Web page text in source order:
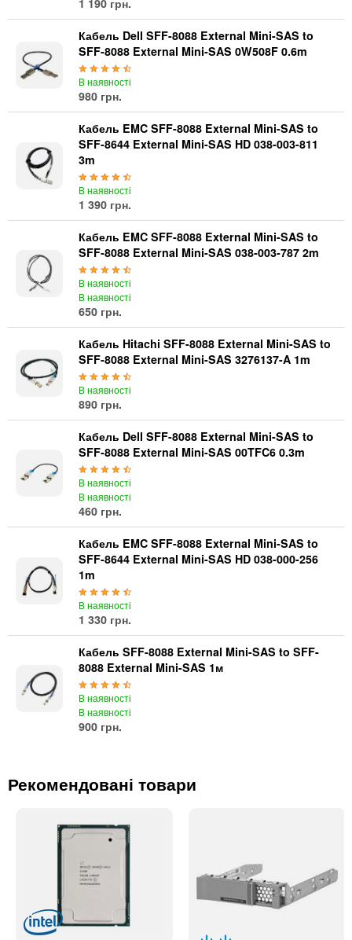
1 190 грн.
Кабель Dell SFF-8088 External Mini-SAS to
SFF-8088 External Mini-SAS 0W508F 0.6m
В наявності
980 грн.
Кабель EMC SFF-8088 External Mini-SAS to
SFF-8644 External Mini-SAS HD 038-003-811
3m
В наявності
1 390 грн.
Кабель EMC SFF-8088 External Mini-SAS to
SFF-8088 External Mini-SAS 038-003-787 2m
В наявності
В наявності
650 грн.
Кабель Hitachi SFF-8088 External Mini-SAS to
SFF-8088 External Mini-SAS 3276137-A 1m
В наявності
890 грн.
Кабель Dell SFF-8088 External Mini-SAS to
SFF-8088 External Mini-SAS 00TFC6 0.3m
В наявності
В наявності
460 грн.
Кабель EMC SFF-8088 External Mini-SAS to
SFF-8644 External Mini-SAS HD 038-000-256
1m
В наявності
1 330 грн.
Кабель SFF-8088 External Mini-SAS to SFF-
8088 External Mini-SAS 1м
В наявності
В наявності
900 грн.
Рекомендовані товари